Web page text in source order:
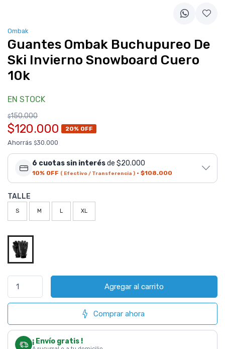
Ombak
Guantes Ombak Buchupureo De
Ski Invierno Snowboard Cuero
10k
EN STOCK
$150.000
$120.000 20% OFF
Ahorrás $30.000
6 cuotas sin interésde $20.000
10% OFF ( Efectivo / Transferencia ) · $108.000
TALLE
S M L XL
Agregar al carrito
Comprar ahora
¡ Envío gratis !